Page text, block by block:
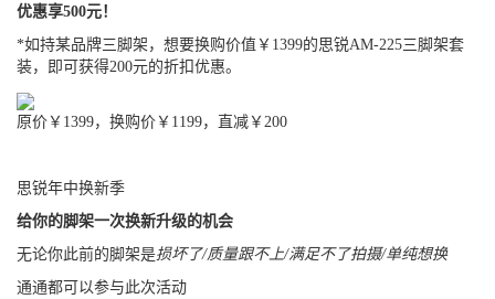
优惠享500元！
*如持某品牌三脚架，想要换购价值￥1399的思锐AM-225三脚架套
装，即可获得200元的折扣优惠。
原价￥1399，换购价￥1199，直减￥200
思锐年中换新季
给你的脚架一次换新升级的机会
无论你此前的脚架是损坏了/质量跟不上/满足不了拍摄/单纯想换
通通都可以参与此次活动